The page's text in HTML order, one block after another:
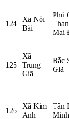
124
Xã Nội
Bài
Phú
Mai
125
Xã
Trung
Giã
Bắc
Giã
126
Xã Kim
Anh
Tân